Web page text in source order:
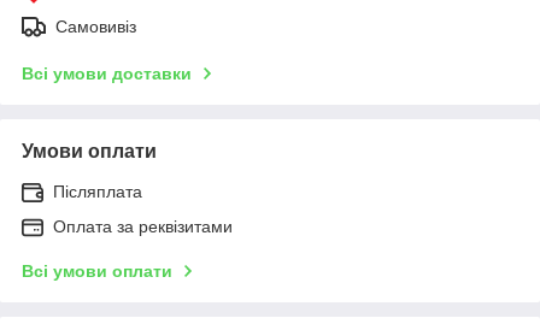
Самовивіз
Всі умови доставки
Умови оплати
Післяплата
Оплата за реквізитами
Всі умови оплати